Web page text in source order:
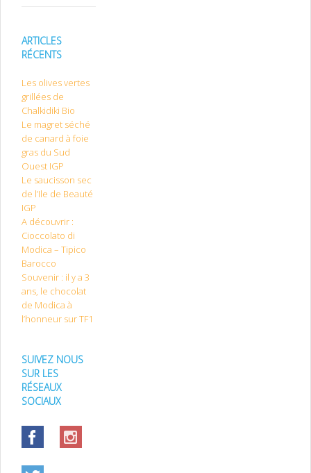
ARTICLES
RÉCENTS
Les olives vertes
grillées de
Chalkidiki Bio
Le magret séché
de canard à foie
gras du Sud
Ouest IGP
Le saucisson sec
de l’Ile de Beauté
IGP
A découvrir :
Cioccolato di
Modica – Tipico
Barocco
Souvenir : il y a 3
ans, le chocolat
de Modica à
l’honneur sur TF1
SUIVEZ NOUS
SUR LES
RÉSEAUX
SOCIAUX